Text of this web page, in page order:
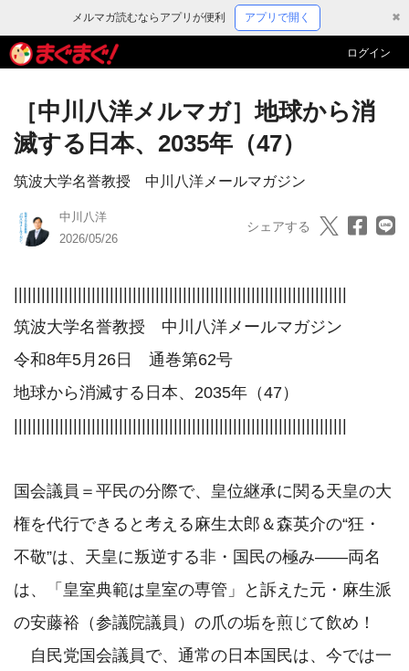
メルマガ読むならアプリが便利 アプリで開く ✖
ログイン
［中川八洋メルマガ］地球から消
滅する日本、2035年（47）
筑波大学名誉教授 中川八洋メールマガジン
中川八洋
2026/05/26
シェアする
筑波大学名誉教授　中川八洋メールマガジン
令和8年5月26日　通巻第62号
地球から消滅する日本、2035年（47）
国会議員＝平民の分際で、皇位継承に関る天皇の大
権を代行できると考える麻生太郎＆森英介の“狂・
不敬”は、天皇に叛逆する非・国民の極み――両名
は、「皇室典範は皇室の専管」と訴えた元・麻生派
の安藤裕（参議院議員）の爪の垢を煎じて飲め！
自民党国会議員で、通常の日本国民は、今では一